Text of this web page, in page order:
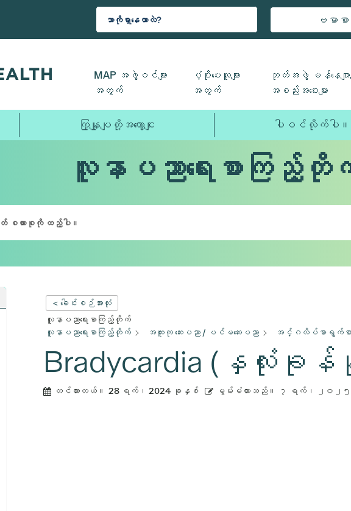
ဗမာစာ
MAP အဖွဲ့ဝင်များ
အတွက်
ပံ့ပိုးပေးသူများ
အတွက်
ဘုတ်အဖွဲ့ မန်နေဂျာ
အစည်းအဝေးများ
ကြှနျုပျတို့အကွောငျး ပါဝင်လိုက်ပါ။
လူနာပညာရေးစာကြည့်တို
< ခေါင်းစဉ်အားလုံး
လူနာပညာရေးစာကြည့်တိုက်
လူနာပညာရေးစာကြည့်တိုက်
အထူးကု ဆေးပညာ / ပင်မဆေးပညာ အင်္ဂလိပ်စာရွက်စာတ
Bradycardia (နှလုံးခုန်နှု
တင်ထားတယ်။ 28 ရက်၊ 2024 ခုနှစ် မွမ်းမံထားသည်။ ၇ ရက်၊ ၂၀၂၅